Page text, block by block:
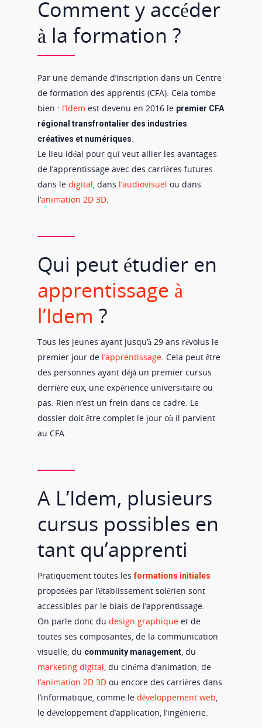
Comment y accéder
à la formation ?
Par une demande d’inscription dans un Centre
de formation des apprentis (CFA). Cela tombe
bien : l’Idem est devenu en 2016 le premier CFA
régional transfrontalier des industries
créatives et numériques.
Le lieu idéal pour qui veut allier les avantages
de l’apprentissage avec des carrières futures
dans le digital, dans l’audiovisuel ou dans
l’animation 2D 3D.
Qui peut étudier en
apprentissage à
l’Idem ?
Tous les jeunes ayant jusqu’à 29 ans révolus le
premier jour de l’apprentissage. Cela peut être
des personnes ayant déjà un premier cursus
derrière eux, une expérience universitaire ou
pas. Rien n’est un frein dans ce cadre. Le
dossier doit être complet le jour où il parvient
au CFA.
A L’Idem, plusieurs
cursus possibles en
tant qu’apprenti
Pratiquement toutes lesformations initiales
proposées par l’établissement solérien sont
accessibles par le biais de l’apprentissage.
On parle donc du design graphique et de
toutes ses composantes, de la communication
visuelle, du community management, du
marketing digital, du cinéma d’animation, de
l’animation 2D 3D ou encore des carrières dans
l’informatique, comme le développement web,
le développement d’application, l’ingénierie.